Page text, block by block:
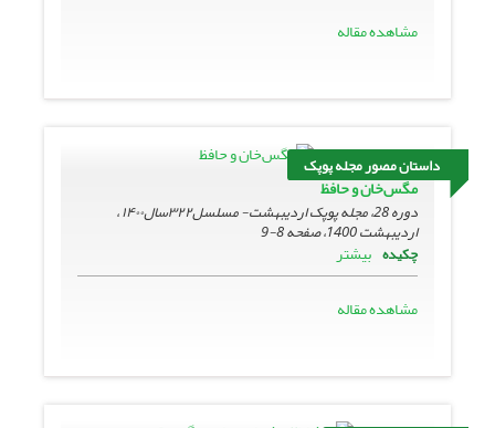
مشاهده مقاله
داستان مصور مجله پوپک
مگس‌خان و حافظ
دوره 28، مجله پوپک اردیبهشت- مسلسل۳۲۲سال۱۴۰۰ ،
اردیبهشت 1400، صفحه
8-9
چکیده بیشتر
مشاهده مقاله